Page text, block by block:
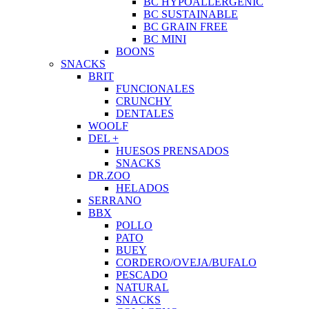
BC SUSTAINABLE
BC GRAIN FREE
BC MINI
BOONS
SNACKS
BRIT
FUNCIONALES
CRUNCHY
DENTALES
WOOLF
DEL +
HUESOS PRENSADOS
SNACKS
DR.ZOO
HELADOS
SERRANO
BBX
POLLO
PATO
BUEY
CORDERO/OVEJA/BUFALO
PESCADO
NATURAL
SNACKS